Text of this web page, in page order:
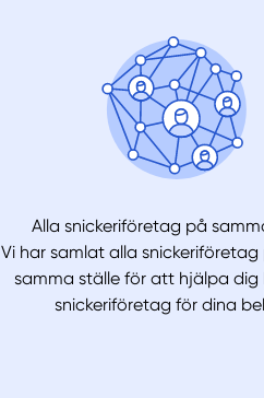
Alla snickeriföretag på
Vi har samlat alla
samma ställe för att hjälpa
snickeriföretag för dina